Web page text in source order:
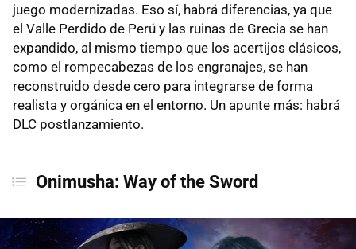
juego modernizadas. Eso sí, habrá diferencias, ya que
el Valle Perdido de Perú y las ruinas de Grecia se han
expandido, al mismo tiempo que los acertijos clásicos,
como el rompecabezas de los engranajes, se han
reconstruido desde cero para integrarse de forma
realista y orgánica en el entorno. Un apunte más: habrá
DLC postlanzamiento.
Onimusha: Way of the Sword